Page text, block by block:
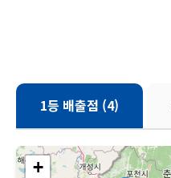
1등 배출점 (4)
+